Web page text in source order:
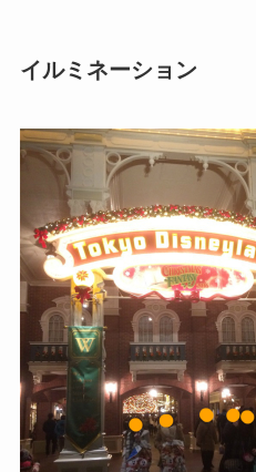
イルミネーション